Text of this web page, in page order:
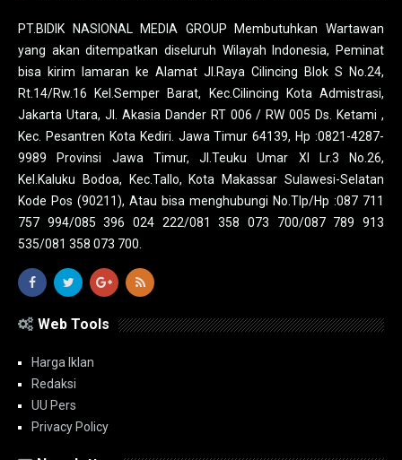
PT.BIDIK NASIONAL MEDIA GROUP Membutuhkan Wartawan
yang akan ditempatkan diseluruh Wilayah Indonesia, Peminat
bisa kirim lamaran ke Alamat Jl.Raya Cilincing Blok S No.24,
Rt.14/Rw.16 Kel.Semper Barat, Kec.Cilincing Kota Admistrasi,
Jakarta Utara, Jl. Akasia Dander RT 006 / RW 005 Ds. Ketami ,
Kec. Pesantren Kota Kediri. Jawa Timur 64139, Hp :0821-4287-
9989 Provinsi Jawa Timur, Jl.Teuku Umar XI Lr.3 No.26,
Kel.Kaluku Bodoa, Kec.Tallo, Kota Makassar Sulawesi-Selatan
Kode Pos (90211), Atau bisa menghubungi No.Tlp/Hp :087 711
757 994/085 396 024 222/081 358 073 700/087 789 913
535/081 358 073 700.
Web Tools
Harga Iklan
Redaksi
UU Pers
Privacy Policy